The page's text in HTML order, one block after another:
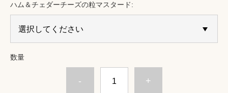
ハム＆チェダーチーズの粒マスタード:
数量
- +